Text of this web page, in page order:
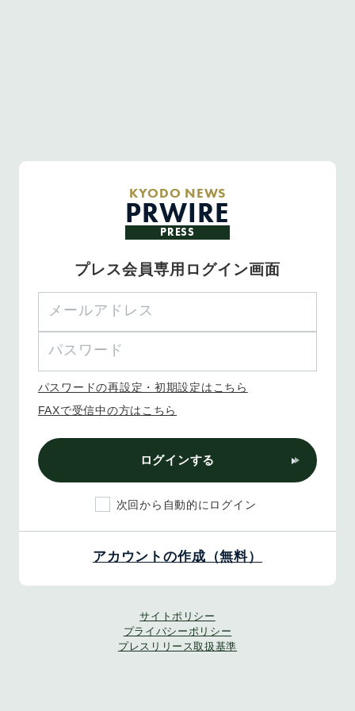
KYODO NEWS
PRWIRE
PRESS
プレス会員専用ログイン画面
パスワードの再設定・初期設定はこちら
FAXで受信中の方はこちら
ログインする
次回から自動的にログイン
アカウントの作成（無料）
サイトポリシー
プライバシーポリシー
プレスリリース取扱基準